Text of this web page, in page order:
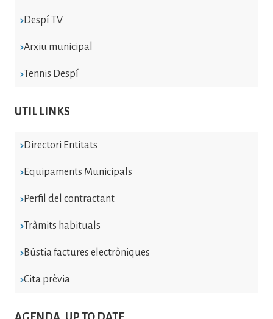
Despí TV
Arxiu municipal
Tennis Despí
UTIL LINKS
Directori Entitats
Equipaments Municipals
Perfil del contractant
Tràmits habituals
Bústia factures electròniques
Cita prèvia